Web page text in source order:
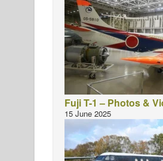
Fuji T-1 – Photos &
15 June 2025